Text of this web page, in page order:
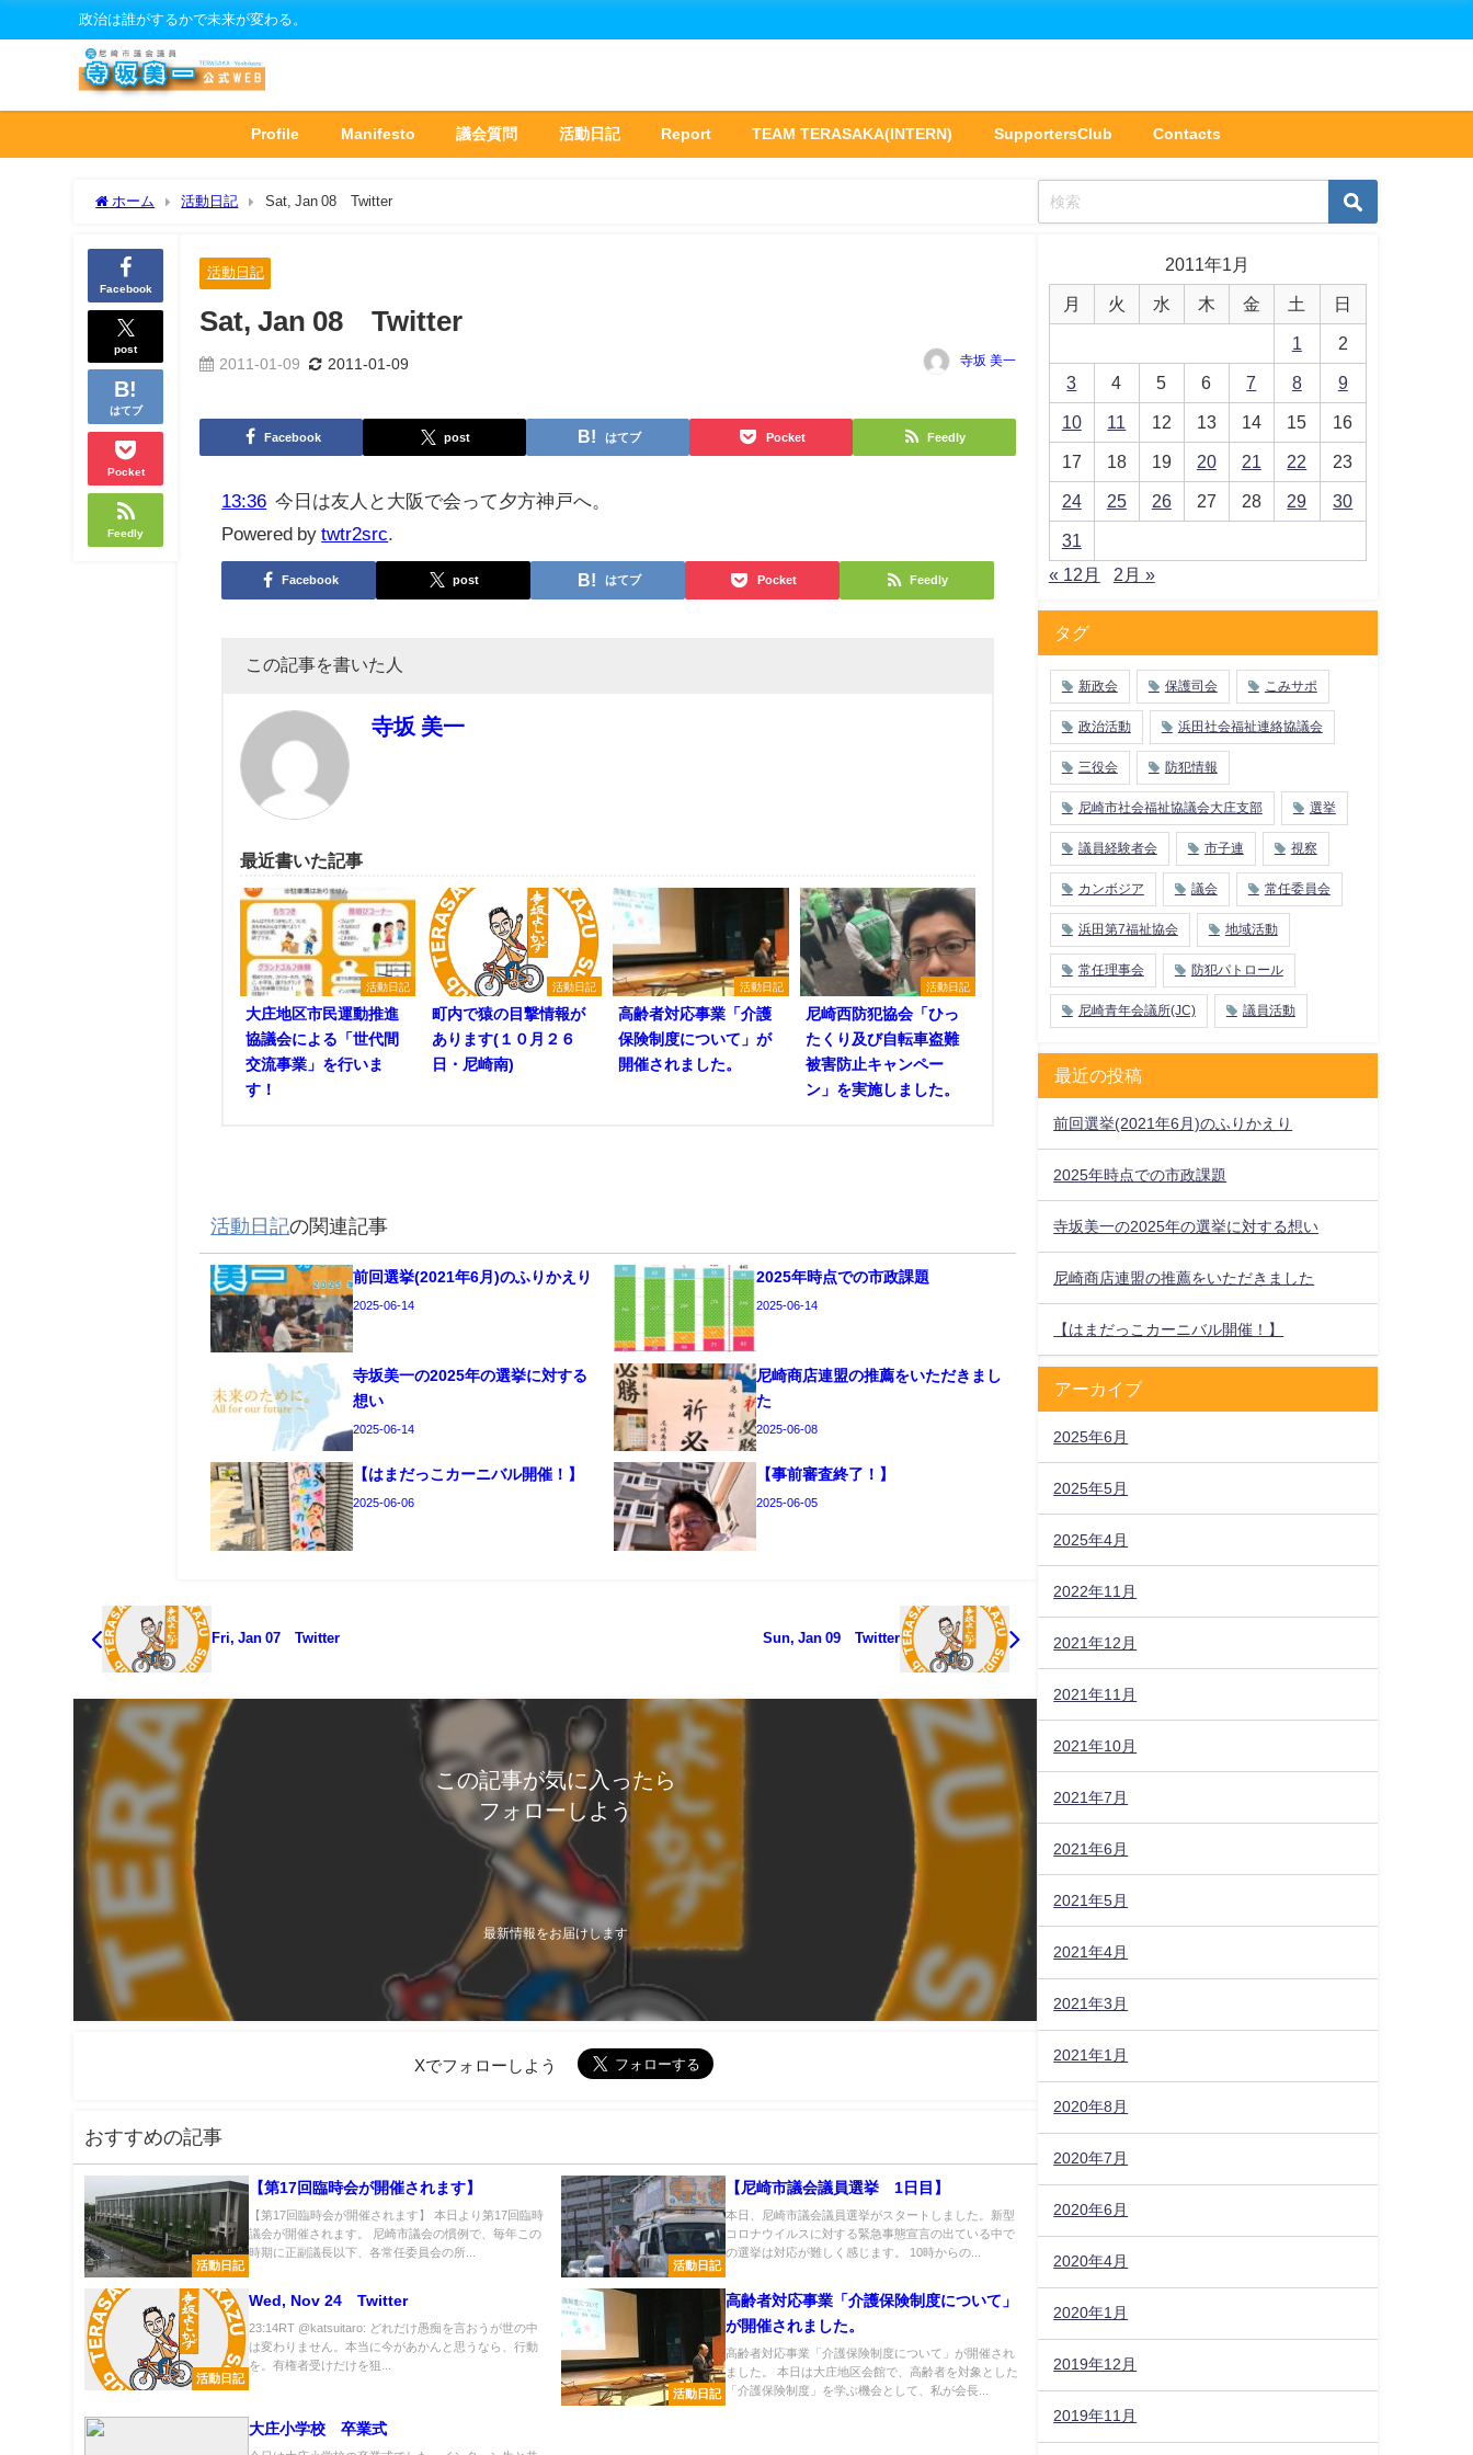
政治は誰がするかで未来が変わる。
Profile Manifesto 議会質問 活動日記 Report TEAM TERASAKA(INTERN) SupportersClub Contacts
ホーム 活動日記 Sat, Jan 08 Twitter
Facebook
post
はてブ
Pocket
Feedly
活動日記
Sat, Jan 08 Twitter
2011-01-09 2011-01-09 寺坂 美一
Facebook post はてブ Pocket Feedly
13:36 今日は友人と大阪で会って夕方神戸へ。
Powered bytwtr2src
Facebook post はてブ Pocket Feedly
この記事を書いた人
寺坂 美一
最近書いた記事
活動日記
大庄地区市民運動推進
協議会による「世代間
交流事業」を行いま
す！
活動日記
町内で猿の目撃情報が
あります(１０月２６
日・尼崎南)
活動日記
高齢者対応事業「介護
保険制度について」が
開催されました。
活動日記
尼崎西防犯協会「ひっ
たくり及び自転車盗難
被害防止キャンペー
ン」を実施しました。
活動日記の関連記事
前回選挙(2021年6月)のふりかえり
2025-06-14
2025年時点での市政課題
2025-06-14
寺坂美一の2025年の選挙に対する
想い
2025-06-14
尼崎商店連盟の推薦をいただきまし
た
2025-06-08
【はまだっこカーニバル開催！】
2025-06-06
【事前審査終了！】
2025-06-05
Fri, Jan 07 Twitter Sun, Jan 09 Twitter
この記事が気に入ったら
フォローしよう
最新情報をお届けします
Xでフォローしよう
おすすめの記事
活動日記
【第17回臨時会が開催されます】
【第17回臨時会が開催されます】 本日より第17回臨時
議会が開催されます。 尼崎市議会の慣例で、毎年この
時期に正副議長以下、各常任委員会の所...
活動日記
【尼崎市議会議員選挙 1日目】
本日、尼崎市議会議員選挙がスタートしました。新型
コロナウイルスに対する緊急事態宣言の出ている中で
の選挙は対応が難しく感じます。 10時からの...
活動日記
Wed, Nov 24 Twitter
23:14RT @katsuitaro: どれだけ愚痴を言おうが世の中
は変わりません。本当に今があかんと思うなら、行動
を。有権者受けだけを狙...
活動日記
高齢者対応事業「介護保険制度について」
が開催されました。
高齢者対応事業「介護保険制度について」が開催され
ました。 本日は大庄地区会館で、高齢者を対象とした
「介護保険制度」を学ぶ機会として、私が会長...
大庄小学校 卒業式
2011年1月
月 火 水 木 金 土 日
1 2
3 4 5 6 7 8 9
10 11 12 13 14 15 16
17 18 19 20 21 22 23
24 25 26 27 28 29 30
31
« 12月
2月 »
タグ
新政会 保護司会 こみサポ
政治活動 浜田社会福祉連絡協議会
三役会 防犯情報
尼崎市社会福祉協議会大庄支部 選挙
議員経験者会 市子連 視察
カンボジア 議会 常任委員会
浜田第7福祉協会 地域活動
常任理事会 防犯パトロール
尼崎青年会議所(JC) 議員活動
最近の投稿
前回選挙(2021年6月)のふりかえり
2025年時点での市政課題
寺坂美一の2025年の選挙に対する想い
尼崎商店連盟の推薦をいただきました
【はまだっこカーニバル開催！】
アーカイブ
2025年6月
2025年5月
2025年4月
2022年11月
2021年12月
2021年11月
2021年10月
2021年7月
2021年6月
2021年5月
2021年4月
2021年3月
2021年1月
2020年8月
2020年7月
2020年6月
2020年4月
2020年1月
2019年12月
2019年11月